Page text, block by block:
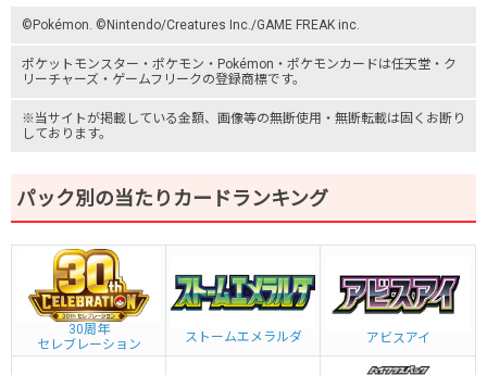
©Pokémon. ©Nintendo/Creatures Inc./GAME FREAK inc.
ポケットモンスター ・ポケモン・Pokémon・ ポケモンカードは任天堂・ ク
リーチャーズ ・ ゲームフリークの登録商標です。
※当サイトが掲載している金額、画像等の無断使用・無断転載は固くお断り
しております。
パック別の当たりカードランキング
30周年
セレブレーション
ストームエメラルダ アビスアイ